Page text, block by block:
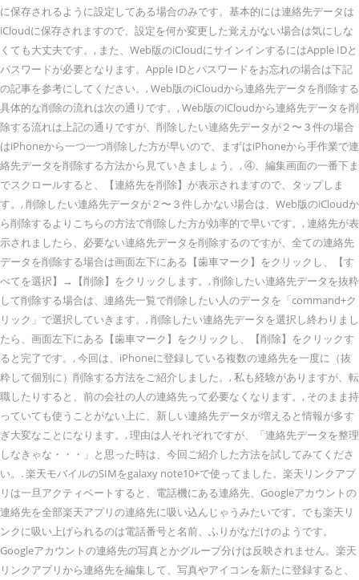
に保存されるように設定してある場合のみです。基本的には連絡先データは
iCloudに保存されますので、設定を何か変更した覚えがない場合は気にしな
くても大丈夫です。, また、Web版のiCloudにサインインするにはApple IDと
パスワードが必要となります。Apple IDとパスワードをお忘れの場合は下記
の記事を参考にしてください。, Web版のiCloudから連絡先データを削除する
具体的な削除の流れは次の通りです。, Web版のiCloudから連絡先データを削
除する流れは上記の通りですが、削除したい連絡先データが２〜３件の場合
はiPhoneから一つ一つ削除した方が早いので、まずはiPhoneから手作業で連
絡先データを削除する方法から見ていきましょう。, ④、編集画面の一番下ま
でスクロールすると、【連絡先を削除】が表示されますので、タップしま
す。, 削除したい連絡先データが２〜３件しかない場合は、Web版のiCloudか
ら削除するよりこちらの方法で削除した方が効率的で早いです。, 連絡先が表
示されましたら、必要ない連絡先データを削除するのですが、全ての連絡先
データを削除する場合は画面左下にある【歯車マーク】をクリックし、【す
べてを選択】→【削除】をクリックします。, 削除したい連絡先データを抜粋
して削除する場合は、連絡先一覧で削除したい人のデータを「command+ク
リック」で選択していきます。, 削除したい連絡先データを選択し終わりまし
たら、画面左下にある【歯車マーク】をクリックし、【削除】をクリックす
ると完了です。, 今回は、iPhoneに登録している複数の連絡先を一度に（抜
粋して個別に）削除する方法をご紹介しました。, 私も経験がありますが、転
職したりすると、前の会社の人の連絡先って必要なくなります。, そのまま持
っていても使うことがない上に、新しい連絡先データが増えると情報が多す
ぎ大変なことになります。, 理由は人それぞれですが、「連絡先データを整理
しなきゃな・・・」と思った時は、今回ご紹介した方法を試してみてくださ
い。. 楽天モバイルのSIMをgalaxy note10+で使ってました。楽天リンクアプ
リは一旦アクティベートすると、電話機にある連絡先、Googleアカウントの
連絡先を全部楽天アプリの連絡先に吸い込んじゃうみたいです。でも楽天リ
ンクに吸い上げられるのは電話番号と名前、ふりがなだけのようです。
Googleアカウントの連絡先の写真とかグループ分けは反映されません。楽天
リンクアプリから連絡先を編集して、写真やアイコンを新たに登録すると、